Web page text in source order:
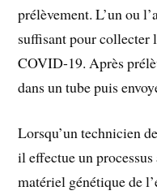
prélèvement. L’un ou
suffisant pour collecter
COVID-19. Après
dans un tube puis
Lorsqu’un technicien
il effectue un
matériel génétique de